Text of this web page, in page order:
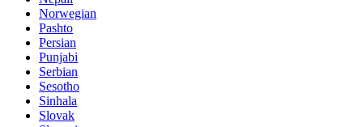
Norwegian
Pashto
Persian
Punjabi
Serbian
Sesotho
Sinhala
Slovak